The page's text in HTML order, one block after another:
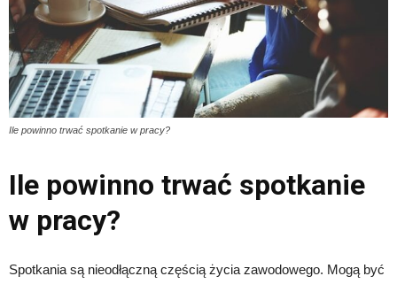
Ile powinno trwać spotkanie w pracy?
Ile powinno trwać spotkanie
w pracy?
Spotkania są nieodłączną częścią życia zawodowego. Mogą być